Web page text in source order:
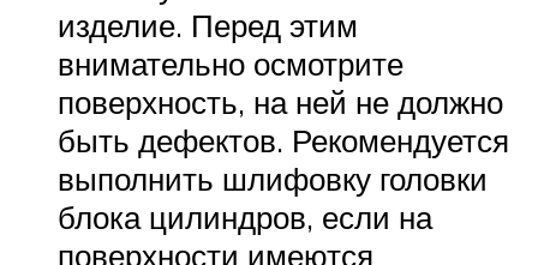
изделие. Перед этим
внимательно осмотрите
поверхность, на ней не должно
быть дефектов. Рекомендуется
выполнить шлифовку головки
блока цилиндров, если на
поверхности имеются